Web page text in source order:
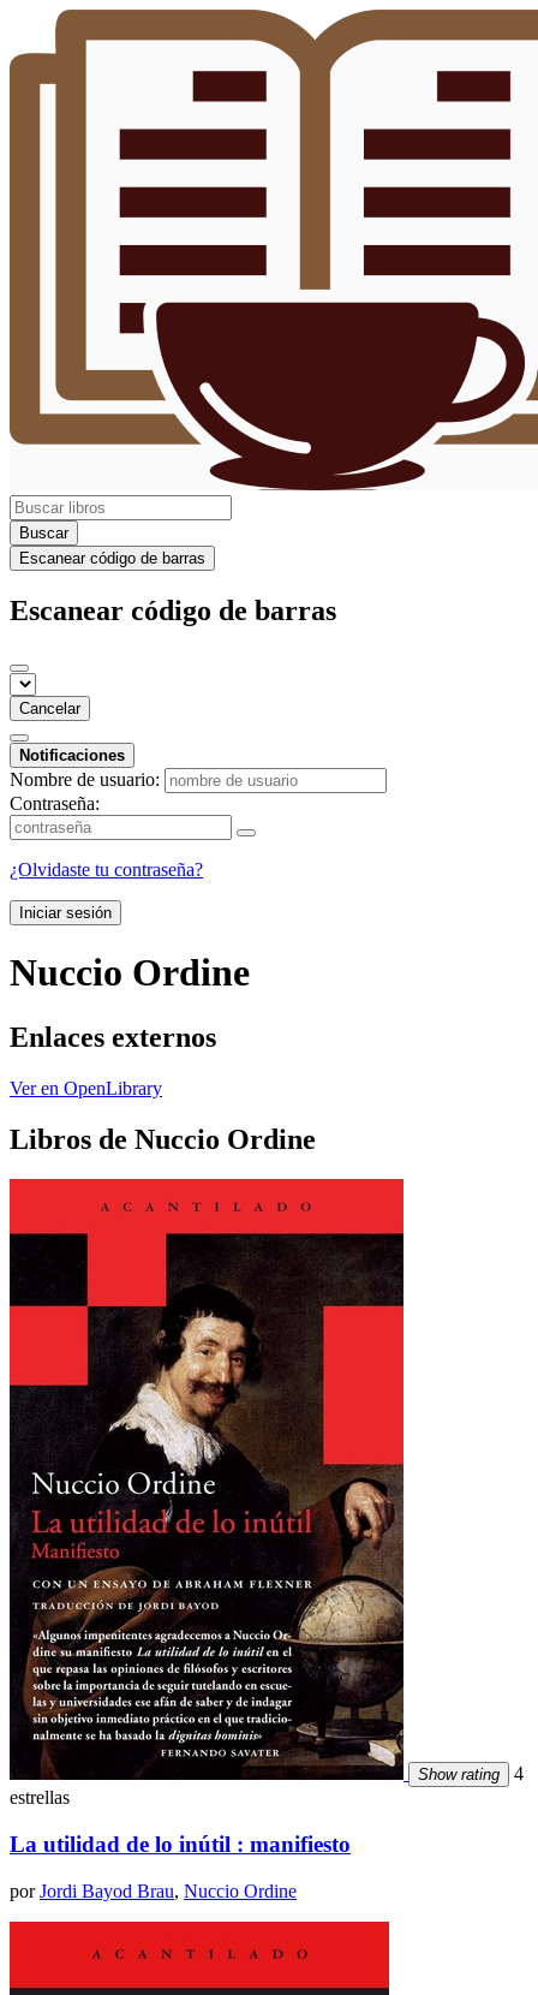
Buscar
Escanear código de barras
Escanear código de barras
Cancelar
Notificaciones
Nombre de usuario:
Contraseña:
¿Olvidaste tu contraseña?
Iniciar sesión
Nuccio Ordine
Enlaces externos
Ver en OpenLibrary
Libros de Nuccio Ordine
Show rating
4
estrellas
La utilidad de lo inútil : manifiesto
porJordi Bayod Brau, Nuccio Ordine